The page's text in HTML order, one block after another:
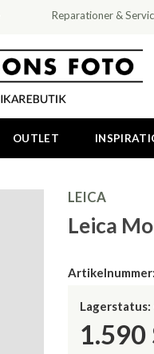
Reparationer &
OUTLET
LEICA
Leica
Artikelnummer:
Lagerstatus:
1.590